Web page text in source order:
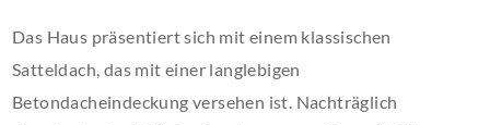
Das Haus präsentiert sich mit einem klassischen
Satteldach, das mit einer langlebigen
Betondacheindeckung versehen ist. Nachträglich